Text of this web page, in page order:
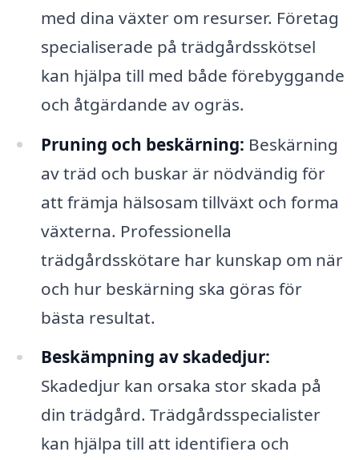
med dina växter om resurser. Företag
specialiserade på trädgårdsskötsel
kan hjälpa till med både förebyggande
och åtgärdande av ogräs.
Pruning och beskärning: Beskärning
av träd och buskar är nödvändig för
att främja hälsosam tillväxt och forma
växterna. Professionella
trädgårdsskötare har kunskap om när
och hur beskärning ska göras för
bästa resultat.
Beskämpning av skadedjur:
Skadedjur kan orsaka stor skada på
din trädgård. Trädgårdsspecialister
kan hjälpa till att identifiera och